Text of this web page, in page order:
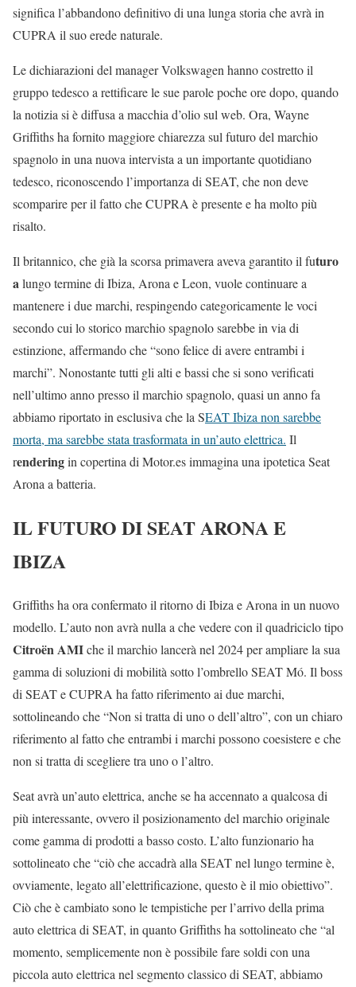
significa l’abbandono definitivo di una lunga storia che avrà in
CUPRA il suo erede naturale.
Le dichiarazioni del manager Volkswagen hanno costretto il
gruppo tedesco a rettificare le sue parole poche ore dopo, quando
la notizia si è diffusa a macchia d’olio sul web. Ora, Wayne
Griffiths ha fornito maggiore chiarezza sul futuro del marchio
spagnolo in una nuova intervista a un importante quotidiano
tedesco, riconoscendo l’importanza di SEAT, che non deve
scomparire per il fatto che CUPRA è presente e ha molto più
risalto.
Il britannico, che già la scorsa primavera aveva garantito il futuro
alungo termine di Ibiza, Arona e Leon, vuole continuare a
mantenere i due marchi, respingendo categoricamente le voci
secondo cui lo storico marchio spagnolo sarebbe in via di
estinzione, affermando che “sono felice di avere entrambi i
marchi”. Nonostante tutti gli alti e bassi che si sono verificati
nell’ultimo anno presso il marchio spagnolo, quasi un anno fa
abbiamo riportato in esclusiva che la SEAT Ibiza non sarebbe
morta, ma sarebbe stata trasformata in un’auto elettrica. Il
renderingin copertina di Motor.es immagina una ipotetica Seat
Arona a batteria.
IL FUTURO DI SEAT ARONA E
IBIZA
Griffiths ha ora confermato il ritorno di Ibiza e Arona in un nuovo
modello. L’auto non avrà nulla a che vedere con il quadriciclo tipo
Citroën AMIche il marchio lancerà nel 2024 per ampliare la sua
gamma di soluzioni di mobilità sotto l’ombrello SEAT Mó. Il boss
di SEAT e CUPRA ha fatto riferimento ai due marchi,
sottolineando che “Non si tratta di uno o dell’altro”, con un chiaro
riferimento al fatto che entrambi i marchi possono coesistere e che
non si tratta di scegliere tra uno o l’altro.
Seat avrà un’auto elettrica, anche se ha accennato a qualcosa di
più interessante, ovvero il posizionamento del marchio originale
come gamma di prodotti a basso costo. L’alto funzionario ha
sottolineato che “ciò che accadrà alla SEAT nel lungo termine è,
ovviamente, legato all’elettrificazione, questo è il mio obiettivo”.
Ciò che è cambiato sono le tempistiche per l’arrivo della prima
auto elettrica di SEAT, in quanto Griffiths ha sottolineato che “al
momento, semplicemente non è possibile fare soldi con una
piccola auto elettrica nel segmento classico di SEAT, abbiamo